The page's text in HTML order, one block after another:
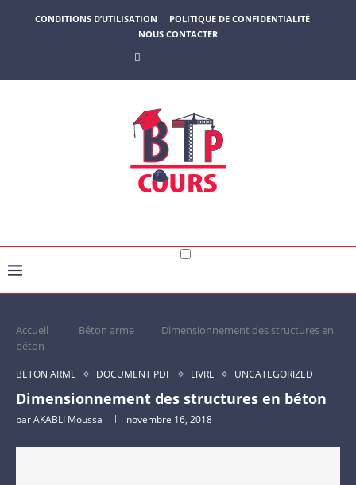
CONDITIONS D’UTILISATION
POLITIQUE DE CONFIDENTIALITÉ
NOUS CONTACTER
Accueil Béton arme
Dimensionnement des structures en
béton
BÉTON ARME DOCUMENT PDF LIVRE UNCATEGORIZED
Dimensionnement des structures en béton
parAKABLI Moussa novembre 16, 2018